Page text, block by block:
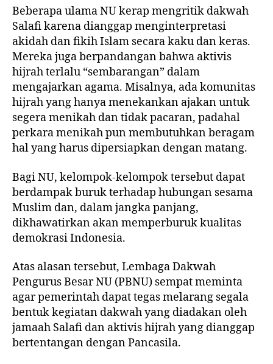
Beberapa ulama NU kerap mengritik dakwah
Salafi karena dianggap menginterpretasi
akidah dan fikih Islam secara kaku dan keras.
Mereka juga berpandangan bahwa aktivis
hijrahterlalu “sembarangan” dalam
mengajarkan agama. Misalnya, ada komunitas
hijrah yang hanya menekankan ajakan untuk
segera menikah dan tidak pacaran, padahal
perkara menikah pun membutuhkan beragam
hal yang harus dipersiapkan dengan matang.
Bagi NU, kelompok-kelompok tersebut dapat
berdampak buruk terhadap hubungan sesama
Muslim dan, dalam jangka panjang,
dikhawatirkan akan memperburuk kualitas
demokrasi Indonesia.
Atas alasan tersebut, Lembaga Dakwah
Pengurus Besar NU (PBNU) sempat meminta
agar pemerintah dapattegas melarang segala
bentuk kegiatan dakwah yang diadakan oleh
jamaah Salafi dan aktivis hijrah yang dianggap
bertentangan dengan Pancasila.